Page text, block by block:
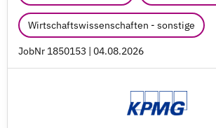
Wirtschaftswissenschaften - sonstige
JobNr 1850153 | 04.08.2026